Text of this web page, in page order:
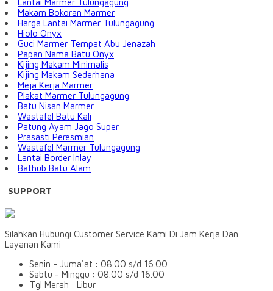
Lantai Marmer Tulungagung
Makam Bokoran Marmer
Harga Lantai Marmer Tulungagung
Hiolo Onyx
Guci Marmer Tempat Abu Jenazah
Papan Nama Batu Onyx
Kijing Makam Minimalis
Kijing Makam Sederhana
Meja Kerja Marmer
Plakat Marmer Tulungagung
Batu Nisan Marmer
Wastafel Batu Kali
Patung Ayam Jago Super
Prasasti Peresmian
Wastafel Marmer Tulungagung
Lantai Border Inlay
Bathub Batu Alam
SUPPORT
Silahkan Hubungi Customer Service Kami Di Jam Kerja Dan
Layanan Kami
Senin - Juma'at : 08.00 s/d 16.00
Sabtu - Minggu : 08.00 s/d 16.00
Tgl Merah : Libur